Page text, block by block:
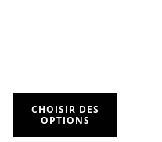
CHOISIR DES
OPTIONS